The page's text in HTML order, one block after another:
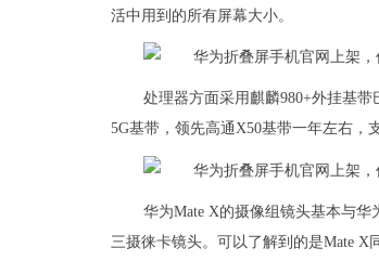
活中用到的所有屏幕大小。
处理器方面采用麒麟980+外挂基带
5G基带，领先高通X50基带一年左右，
华为Mate X的摄像组镜头基本与华
三摄徕卡镜头。可以了解到的是Mate X